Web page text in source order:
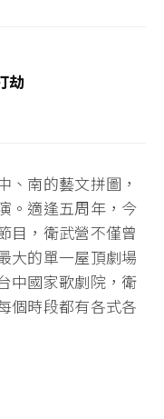
劫
、南的藝文拼圖，
。適逢五周年，今
目，衛武營不僅曾
大的單一屋頂劇場
中國家歌劇院，衛
個時段都有各式各